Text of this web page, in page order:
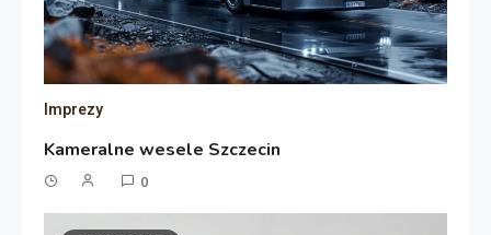
Imprezy
Kameralne wesele Szczecin
0